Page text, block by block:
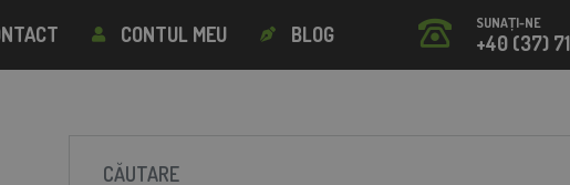
CONTUL MEU BLOG SUNAȚI-NE
+40 (37)